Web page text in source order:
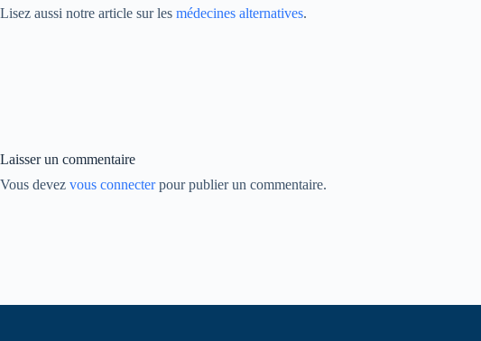
Lisez aussi notre article sur les médecines alternatives.
Laisser un commentaire
Vous devez vous connecterpour publier un commentaire.